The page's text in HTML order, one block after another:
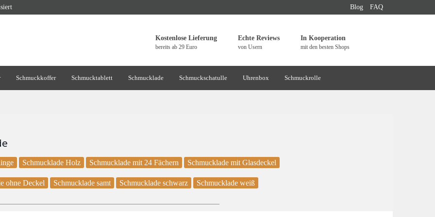
Blog FAQ
Kostenlose Lieferung
bereits ab 29 Euro
Echte Reviews
von Usern
In Kooperation
mit den besten Shops
Schmuckkoffer Schmucktablett Schmucklade Schmuckschatulle Uhrenbox Schmuckrolle
Schmucklade Holz Schmucklade mit 24 Fächern Schmucklade mit Glasdeckel
ohne Deckel Schmucklade samt Schmucklade schwarz Schmucklade weiß